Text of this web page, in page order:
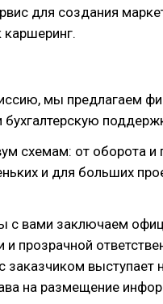
для создания
каршеринг.
мы предлагаем
схемам: от оборота
и для больших
с вами заключаем
прозрачной
заказчиком выступает
на размещение